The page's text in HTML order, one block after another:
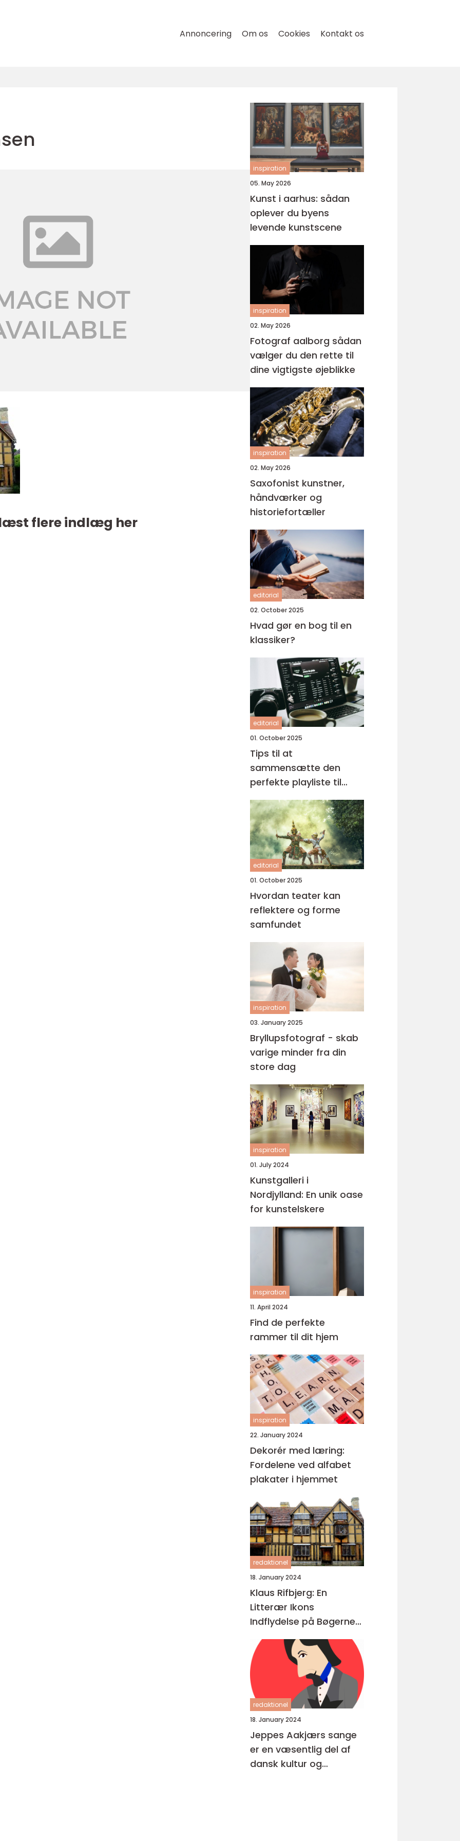
Annoncering Om os Cookies Kontakt os
flere indlæg her
inspiration
05. May 2026
Kunst i aarhus: sådan
oplever du byens
levende kunstscene
inspiration
02. May 2026
Fotograf aalborg sådan
vælger du den rette til
dine vigtigste øjeblikke
inspiration
02. May 2026
Saxofonist kunstner,
håndværker og
historiefortæller
editorial
02. October 2025
Hvad gør en bog til en
klassiker?
editorial
01. October 2025
Tips til at
sammensætte den
perfekte playliste til
enhver lejlighed
editorial
01. October 2025
Hvordan teater kan
reflektere og forme
samfundet
inspiration
03. January 2025
Bryllupsfotograf - skab
varige minder fra din
store dag
inspiration
01. July 2024
Kunstgalleri i
Nordjylland: En unik oase
for kunstelskere
inspiration
11. April 2024
Find de perfekte
rammer til dit hjem
inspiration
22. January 2024
Dekorér med læring:
Fordelene ved alfabet
plakater i hjemmet
redaktionel
18. January 2024
Klaus Rifbjerg: En
Litterær Ikons
Indflydelse på Bøgerne
Igennem Tiderne
redaktionel
18. January 2024
Jeppes Aakjærs sange
er en væsentlig del af
dansk kultur og